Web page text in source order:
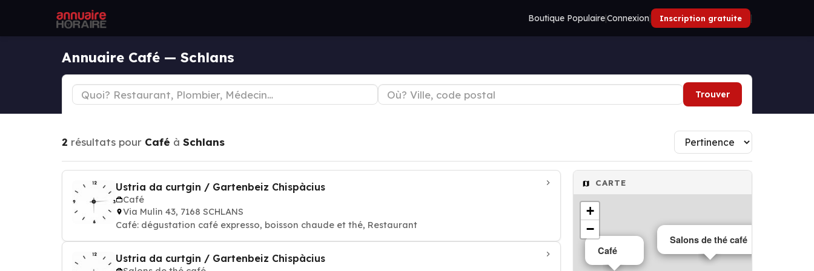
Boutique Populaire|Connexion| Inscription gratuite |
Annuaire Café — Schlans
Trouver
2 résultats pour Café à Schlans
Ustria da curtgin / Gartenbeiz Chispàcius
Café
Via Mulin 43, 7168 SCHLANS
Café: dégustation café expresso, boisson chaude et thé, Restaurant
Ustria da curtgin / Gartenbeiz Chispàcius
CARTE
Café
Salons de thé café
+
−